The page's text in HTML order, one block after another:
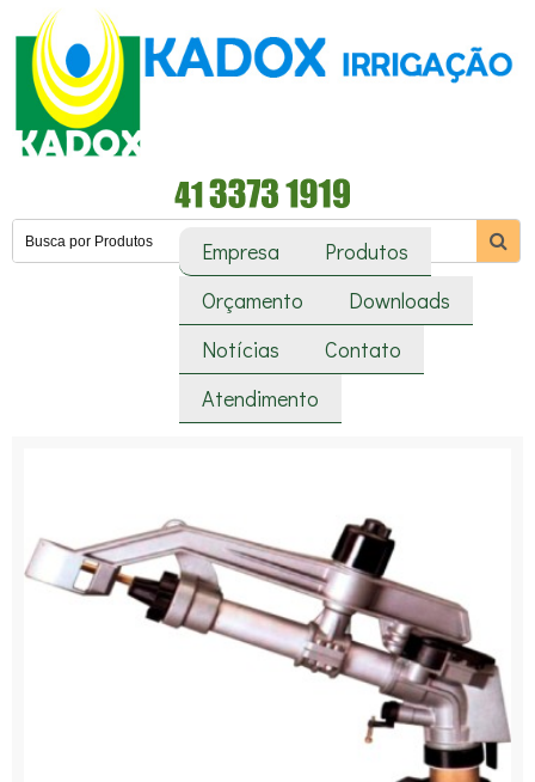
Empresa
Produtos
Orçamento
Downloads
Notícias
Contato
Atendimento